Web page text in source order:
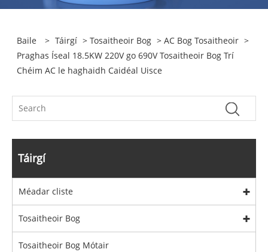
Baile > Táirgí >Tosaitheoir Bog >AC Bog Tosaitheoir >
Praghas Íseal 18.5KW 220V go 690V Tosaitheoir Bog Trí
Chéim AC le haghaidh Caidéal Uisce
Táirgí
Méadar cliste
Tosaitheoir Bog
Tosaitheoir Bog Mótair